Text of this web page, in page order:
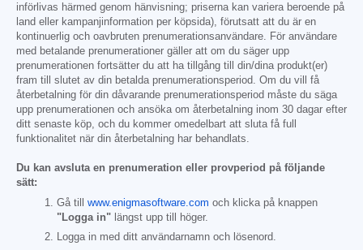
införlivas härmed genom hänvisning; priserna kan variera beroende på
land eller kampanjinformation per köpsida), förutsatt att du är en
kontinuerlig och oavbruten prenumerationsanvändare. För användare
med betalande prenumerationer gäller att om du säger upp
prenumerationen fortsätter du att ha tillgång till din/dina produkt(er)
fram till slutet av din betalda prenumerationsperiod. Om du vill få
återbetalning för din dåvarande prenumerationsperiod måste du säga
upp prenumerationen och ansöka om återbetalning inom 30 dagar efter
ditt senaste köp, och du kommer omedelbart att sluta få full
funktionalitet när din återbetalning har behandlats.
Du kan avsluta en prenumeration eller provperiod på följande
sätt:
Gå till www.enigmasoftware.com och klicka på knappen
"Logga in" längst upp till höger.
Logga in med ditt användarnamn och lösenord.